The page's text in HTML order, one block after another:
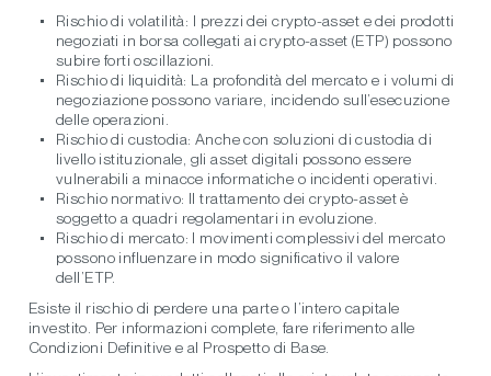
Rischio di volatilità: I prezzi dei crypto-asset e dei prodotti
negoziati in borsa collegati ai crypto-asset (ETP) possono
subire forti oscillazioni.
Rischio di liquidità: La profondità del mercato e i volumi di
negoziazione possono variare, incidendo sull’esecuzione
delle operazioni.
Rischio di custodia: Anche con soluzioni di custodia di
livello istituzionale, gli asset digitali possono essere
vulnerabili a minacce informatiche o incidenti operativi.
Rischio normativo: Il trattamento dei crypto-asset è
soggetto a quadri regolamentari in evoluzione.
Rischio di mercato: I movimenti complessivi del mercato
possono influenzare in modo significativo il valore
dell’ETP.
Esiste il rischio di perdere una parte o l’intero capitale
investito. Per informazioni complete, fare riferimento alle
Condizioni Definitive e al Prospetto di Base.